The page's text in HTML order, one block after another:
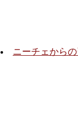
ニーチェからの